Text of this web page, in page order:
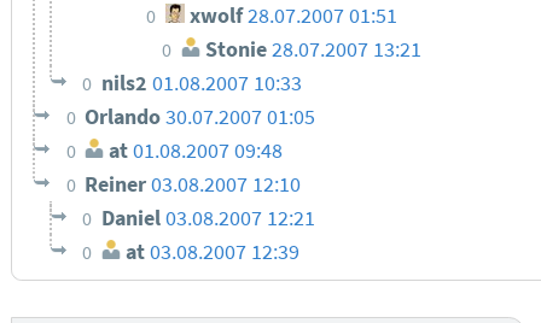
0 xwolf28.07.2007 01:51
0 Stonie 28.07.2007 13:21
0 nils2 01.08.2007 10:33
0 Orlando30.07.2007 01:05
0 at01.08.2007 09:48
0 Reiner03.08.2007 12:10
0 Daniel03.08.2007 12:21
0 at 03.08.2007 12:39